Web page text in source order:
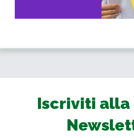
Iscriviti alla